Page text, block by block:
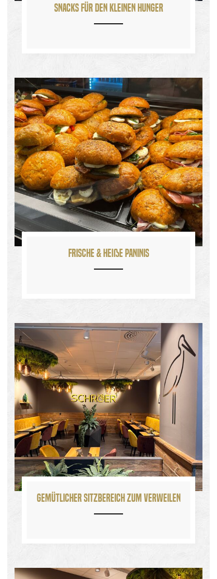
Snacks für den kleinen Hunger
Frische & heiße Paninis
Gemütlicher Sitzbereich zum Verweilen